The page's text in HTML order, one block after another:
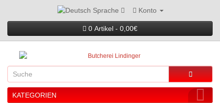
Sprache Konto
0 Artikel - 0,00€
KATEGORIEN